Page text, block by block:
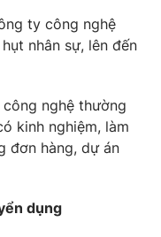
ty công nghệ
nhân sự, lên đến
nghệ thường
kinh nghiệm, làm
đơn hàng, dự án
dụng